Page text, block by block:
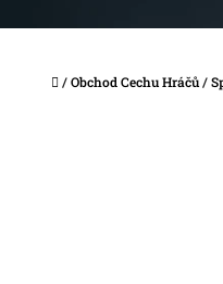
Domů
/Obchod Cechu Hráčů/